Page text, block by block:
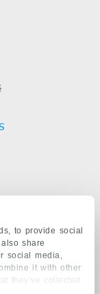
to provide social
share
social media,
it with other
they’ve collected